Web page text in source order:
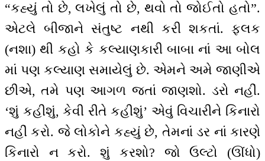
“કહ્યું તો છે, લખેલું તો છે, થવો તો જોઈતો હતો”.
એટલે બીજાને સંતુષ્ટ નથી કરી શકતાં. ફલક
(નશા) થી કહો કે કલ્યાણકારી બાબા નાં આ બોલ
માં પણ કલ્યાણ સમાયેલું છે. એમને અમે જાણીએ
છીએ, તમે પણ આગળ જતાં જાણશો. ડરો નહીં.
‘શું કહીશું, કેવી રીતે કહીશું’ એવું વિચારીને કિનારો
નહીં કરો. જે લોકોને કહ્યું છે, તેમનાં ડર નાં કારણે
કિનારો ન કરો. શું કરશો? જો ઉલ્ટો (ઊંધો)